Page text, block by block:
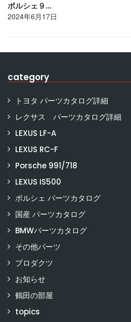
ポルシェ９…
2024年6月17日
category
トヨタ パーツカタログ詳細
レクサス パーツカタログ詳細
LEXUS LF-A
LEXUS RC-F
Porsche 991/718
LEXUS IS500
ポルシェ パーツカタログ
国産 パーツカタログ
BMWパーツカタログ
その他パーツ
プロダクツ
お知らせ
鶴田の部屋
topics